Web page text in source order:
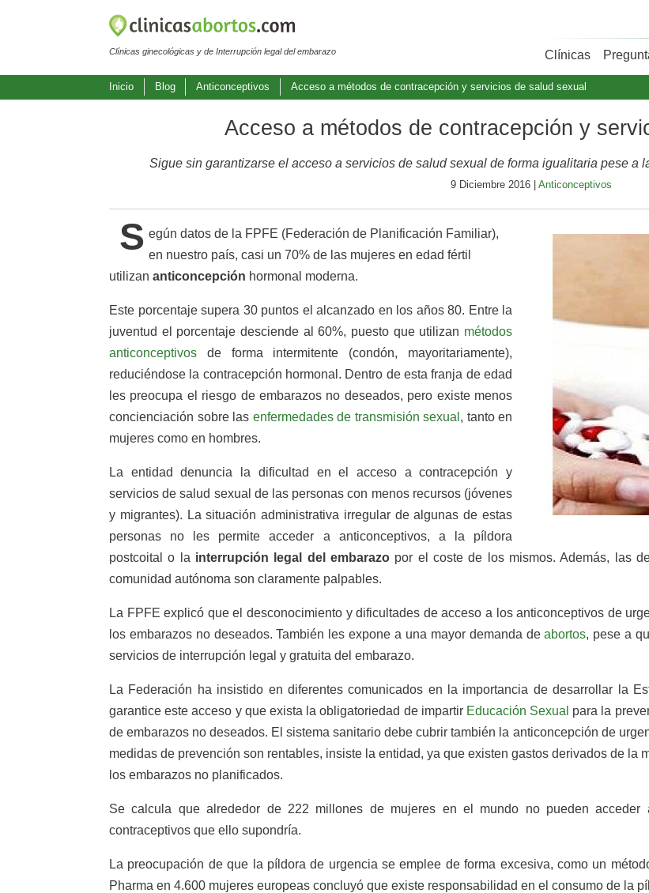
Clínicas ginecológicas y de Interrupción legal del embarazo Clínicas
Inicio Blog Anticonceptivos Acceso a métodos de contracepción y servicios de salud sexual
Acceso a métodos de contracepción y
Sigue sin garantizarse el acceso a servicios de salud sexual de forma igualitaria pese a
9 Diciembre 2016 | Anticonceptivos
S egún datos de la FPFE (Federación de Planificación Familiar),
en nuestro país, casi un 70% de las mujeres en edad fértil
utilizan anticoncepción hormonal moderna.
Este porcentaje supera 30 puntos el alcanzado en los años 80. Entre la
juventud el porcentaje desciende al 60%, puesto que utilizan métodos
anticonceptivos de forma intermitente (condón, mayoritariamente),
reduciéndose la contracepción hormonal. Dentro de esta franja de edad
les preocupa el riesgo de embarazos no deseados, pero existe menos
concienciación sobre las enfermedades de transmisión sexual , tanto en
mujeres como en hombres.
La entidad denuncia la dificultad en el acceso a contracepción y
servicios de salud sexual de las personas con menos recursos (jóvenes
y migrantes). La situación administrativa irregular de algunas de estas
personas no les permite acceder a anticonceptivos, a la píldora
postcoital o la interrupción legal del embarazo por el coste de los mismos. Además, las
comunidad autónoma son claramente palpables.
La FPFE explicó que el desconocimiento y dificultades de acceso a los anticonceptivos de
los embarazos no deseados. También les expone a una mayor demanda deabortos, pese a
servicios de interrupción legal y gratuita del embarazo.
La Federación ha insistido en diferentes comunicados en la importancia de desarrollar la
garantice este acceso y que exista la obligatoriedad de impartir Educación Sexual para la
de embarazos no deseados. El sistema sanitario debe cubrir también la anticoncepción de
medidas de prevención son rentables, insiste la entidad, ya que existen gastos derivados de la
los embarazos no planificados.
Se calcula que alrededor de 222 millones de mujeres en el mundo no pueden
contraceptivos que ello supondría.
La preocupación de que la píldora de urgencia se emplee de forma excesiva, como un
Pharma en 4.600 mujeres europeas concluyó que existe responsabilidad en el consumo de la